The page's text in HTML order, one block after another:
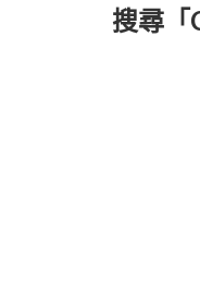
搜尋「